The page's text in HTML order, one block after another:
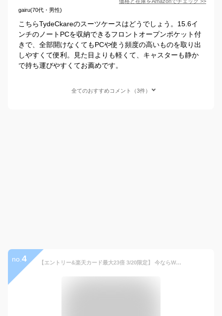
gairu(70代・男性)
こちらTydeCkareのスーツケースはどうでしょう。15.6イ
ンチのノートPCを収納できるフロントオープンポケット付
きで、全部開けなくてもPCや使う頻度の高いものを取り出
しやすくて便利。見た目よりも軽くて、キャスターも静か
で持ち運びやすくてお薦めです。
全てのおすすめコメント（3件）
no. 4 【エントリー&楽天カード最大23倍 3/20限定】 今ならWノベルティ付 【正規品2年保証】 イノベーター スーツケース innovator キャリーケース エクストリームシリーズ 38L キャリーバッグ 機内持ち込み 小型 1泊 2泊 旅行 出張 TSAロック PC収納 INV50